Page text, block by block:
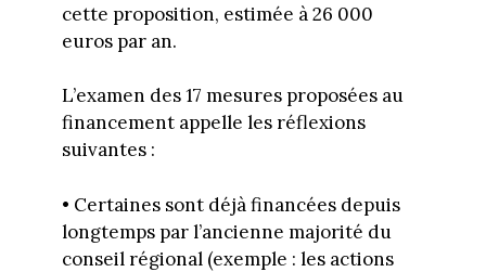
cette proposition, estimée à 26 000
euros par an.
L’examen des 17 mesures proposées au
financement appelle les réflexions
suivantes :
• Certaines sont déjà financées depuis
longtemps par l’ancienne majorité du
conseil régional (exemple : les actions